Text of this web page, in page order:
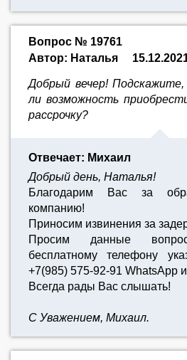
Вопрос № 19761
Автор: Наталья
Добрый вечер!
ли возможность
рассрочку?
Отвечает: Михаил
Добрый день, Наталья!
Благодарим Вас за
компанию!
Приносим извинения за
Просим данные
бесплатному телефону
+7(985) 575-92-91 WhatsApp
Всегда рады Вас слышать!
С Уважением, Михаил.